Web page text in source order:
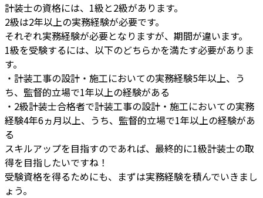
計装士の資格には、1級と2級があります。
2級は2年以上の実務経験が必要です。
それぞれ実務経験が必要となりますが、期間が違います。
1級を受験するには、以下のどちらかを満たす必要がありま
す。
・計装工事の設計・施工においての実務経験5年以上、う
ち、監督的立場で1年以上の経験がある
・2級計装士合格者で計装工事の設計・施工においての実務
経験4年6ヵ月以上、うち、監督的立場で1年以上の経験があ
る
スキルアップを目指すのであれば、最終的に1級計装士の取
得を目指したいですね！
受験資格を得るためにも、まずは実務経験を積んでいきまし
ょう。